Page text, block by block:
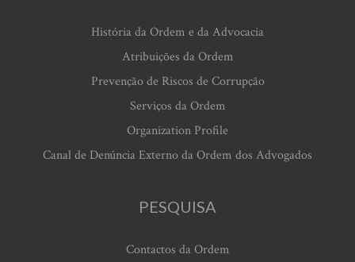
História da Ordem e da Advocacia
Atribuições da Ordem
Prevenção de Riscos de Corrupção
Serviços da Ordem
Organization Profile
Canal de Denúncia Externo da Ordem dos Advogados
PESQUISA
Contactos da Ordem